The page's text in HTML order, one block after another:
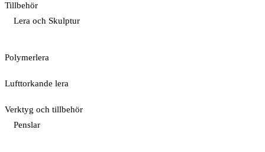
Tillbehör
Lera och Skulptur
Polymerlera
Lufttorkande lera
Verktyg och tillbehör
Penslar